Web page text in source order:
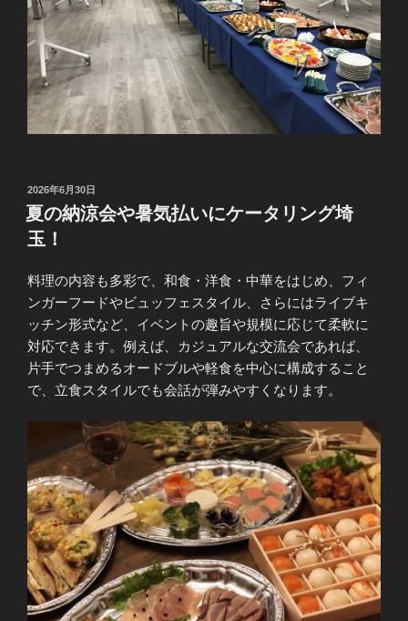
投
稿
日:
2026年6月30日
夏の納涼会や暑気払いにケータリング埼
玉！
料理の内容も多彩で、和食・洋食・中華をはじめ、フィ
ンガーフードやビュッフェスタイル、さらにはライブキ
ッチン形式など、イベントの趣旨や規模に応じて柔軟に
対応できます。例えば、カジュアルな交流会であれば、
片手でつまめるオードブルや軽食を中心に構成すること
で、立食スタイルでも会話が弾みやすくなります。